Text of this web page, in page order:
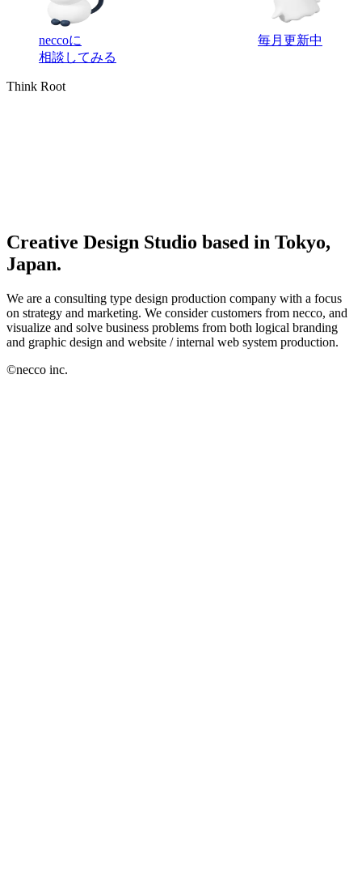
neccoに
相談してみる
毎月更新中
Think Root
Creative Design Studio based in Tokyo,
Japan.
We are a consulting type design production company with a focus
on strategy and marketing. We consider customers from necco, and
visualize and solve business problems from both logical branding
and graphic design and website / internal web system production.
©necco inc.